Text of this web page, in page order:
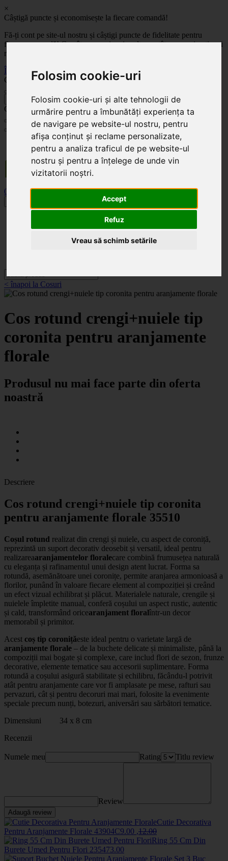
Folosim cookie-uri
Folosim cookie-uri și alte tehnologii de
urmărire pentru a îmbunătăți experiența ta
de navigare pe website-ul nostru, pentru
afișa conținut și reclame personalizate,
pentru a analiza traficul de pe website-ul
nostru și pentru a înțelege de unde vin
vizitatorii noștri.
Accept
Refuz
Vreau să schimb setările
×
Câștigă puncte și economisește la fiecare comandă!
Fă-ți cont pe site-ul nostru și câștigi puncte de fidelitate pentru
fiecare comandă! Cu cât comanzi mai mult, cu atât economisești mai
mult!
Înregistrează-te acum
Celoplast
Celoplast
Transportul este GRATUIT pentru comenzile mai mari de 350 Lei. Comanda minimă în
valoare de 100 Lei. Expediere în 1 - 2 zile lucrătoare.
0
Categorii
< înapoi la Cosuri
Cos rotund crengi+nuiele tip
coronita pentru aranjamente
florale
Produsul nu mai face parte din oferta
noastră
Descriere
Cos rotund crengi+nuiele tip coronita
pentru aranjamente florale 35510
Coșul rotund realizat din crengi și nuiele, cu aspect de coroniță,
reprezintă un suport decorativ deosebit și versatil, ideal pentru
realizareaaranjamentelor floralecare combină frumusețea naturală
cu eleganța și rafinamentul unui design atent lucrat. Forma sa
rotundă, asemănătoare unei coronițe, permite aranjarea armonioasă a
florilor, punând în valoare fiecare element al compoziției și creând
un efect vizual echilibrat și plăcut. Materialele naturale, crengile și
nuielele împletite manual, conferă coșului un aspect rustic, autentic
și cald, transformând oricearanjament floralîntr-un decor
memorabil și primitor.
Acest coș tip coronițăeste ideal pentru o varietate largă de
aranjamente florale – de la buchete delicate și minimaliste, până la
compoziții mai bogate și complexe, care includ flori de sezon, frunze
decorative, elemente tematice sau accesorii suplimentare. Forma
rotundă a coșului asigură stabilitate și echilibru, făcându-l potrivit
atât pentru aranjamente care vor fi amplasate pe mese, rafturi sau
pervazuri, cât și pentru decoruri mai mari, folosite la evenimente
speciale precum nunți, botezuri, aniversări sau sărbători tematice.
Dimensiuni 34 x 8 cm
Recenzii
Numele meu Rating Titlu review
Review
Adaugă review
Cutie Decorativa
Pentru Aranjamente Florale 43904C9.00 ,12.00
Ring 55 Cm Din
Burete Umed Pentru Flori 235473.00